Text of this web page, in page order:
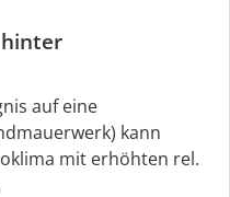
auf eine
kann
mit erhöhten rel.